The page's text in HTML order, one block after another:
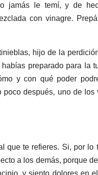
jamás le temí, y de
con vinagre.
hijo de la
preparado para la
y con qué poder
después, uno de
que te refieres. Si, por lo
a los demás, porque
y siento dolores en